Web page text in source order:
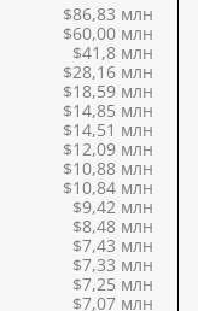
$86,83 млн
$60,00 млн
$41,8 млн
$28,16 млн
$18,59 млн
$14,85 млн
$14,51 млн
$12,09 млн
$10,88 млн
$10,84 млн
$9,42 млн
$8,48 млн
$7,43 млн
$7,33 млн
$7,25 млн
$7,07 млн